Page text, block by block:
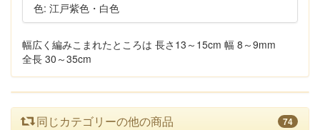
色: 江戸紫色・白色
幅広く編みこまれたところは 長さ13～15cm 幅 8～9mm
全長 30～35cm
同じカテゴリーの他の商品 74